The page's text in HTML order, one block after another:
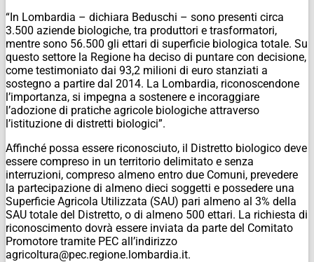
“In Lombardia – dichiara Beduschi – sono presenti circa
3.500 aziende biologiche, tra produttori e trasformatori,
mentre sono 56.500 gli ettari di superficie biologica totale. Su
questo settore la Regione ha deciso di puntare con decisione,
come testimoniato dai 93,2 milioni di euro stanziati a
sostegno a partire dal 2014. La Lombardia, riconoscendone
l’importanza, si impegna a sostenere e incoraggiare
l’adozione di pratiche agricole biologiche attraverso
l’istituzione di distretti biologici”.
Affinché possa essere riconosciuto, il Distretto biologico deve
essere compreso in un territorio delimitato e senza
interruzioni, compreso almeno entro due Comuni, prevedere
la partecipazione di almeno dieci soggetti e possedere una
Superficie Agricola Utilizzata (SAU) pari almeno al 3% della
SAU totale del Distretto, o di almeno 500 ettari. La richiesta di
riconoscimento dovrà essere inviata da parte del Comitato
Promotore tramite PEC all’indirizzo
agricoltura@pec.regione.lombardia.it.